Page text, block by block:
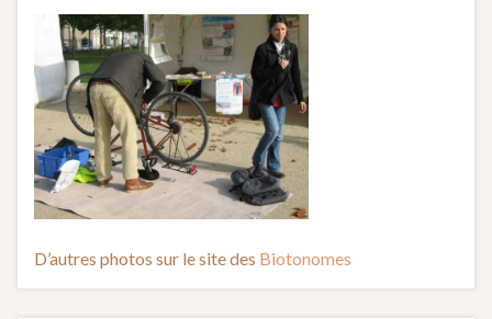
D’autres photos sur le site des Biotonomes